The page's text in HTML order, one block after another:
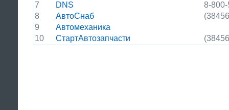
7
DNS
8-
8
АвтоСнаб
9
Автомеханика
10
СтартАвтозапчасти